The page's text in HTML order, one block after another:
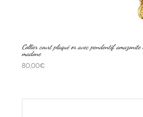
Collier court plaqué or avec pendentif amazonite
madone
80,00€